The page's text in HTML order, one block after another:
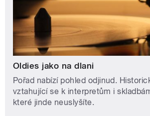
Oldies jako na dlani
Pořad nabízí pohled odjinud.
vztahující se k interpretům i
které jinde neuslyšíte.